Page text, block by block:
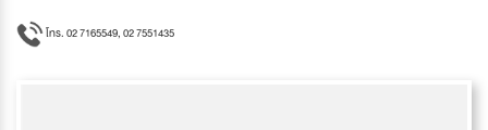
โทร. 02 7165549, 02 7551435